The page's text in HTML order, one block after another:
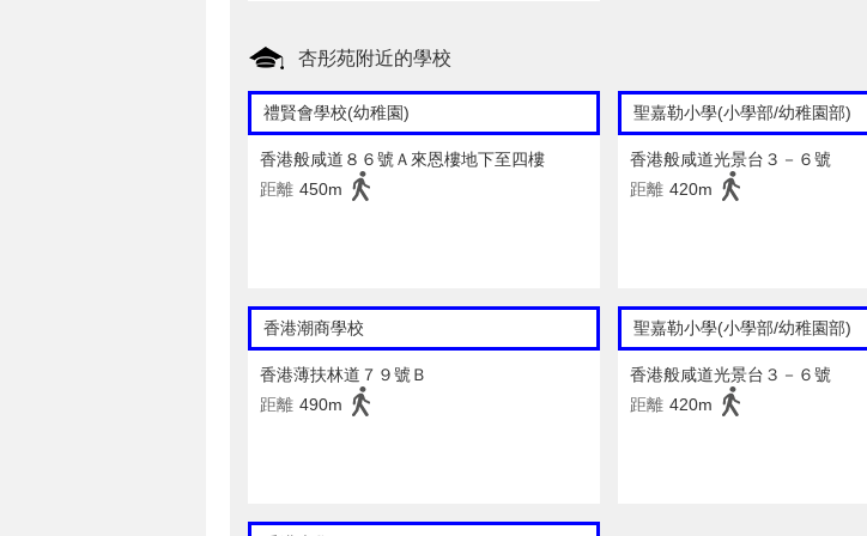
杏彤苑附近的學校
禮賢會學校(幼稚園)
香港般咸道８６號Ａ來恩樓地下至四樓
距離 450m
聖嘉勒小學(小學部/幼稚園部)
香港般咸道光景台３－６號
距離 420m
香港潮商學校
香港薄扶林道７９號Ｂ
距離 490m
聖嘉勒小學(小學部/幼稚園部)
香港般咸道光景台３－６號
距離 420m